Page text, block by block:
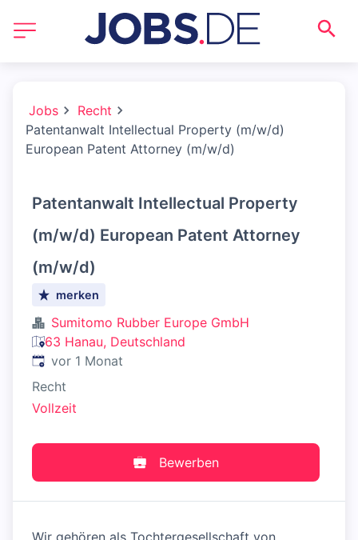
Jobs
Recht
Patentanwalt Intellectual Property (m/w/d)
European Patent Attorney (m/w/d)
Patentanwalt Intellectual Property
(m/w/d) European Patent Attorney
(m/w/d)
merken
Sumitomo Rubber Europe GmbH
63 Hanau, Deutschland
Veröffentlicht:
vor 1 Monat
Recht
Vollzeit
Bewerben